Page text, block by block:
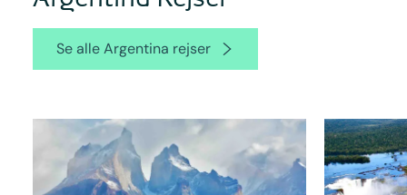
Se alle Argentina rejser